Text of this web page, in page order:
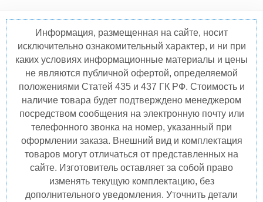
Информация, размещенная на сайте, носит
исключительно ознакомительный характер, и ни при
каких условиях информационные материалы и цены
не являются публичной офертой, определяемой
положениями Статей 435 и 437 ГК РФ. Стоимость и
наличие товара будет подтверждено менеджером
посредством сообщения на электронную почту или
телефонного звонка на номер, указанный при
оформлении заказа. Внешний вид и комплектация
товаров могут отличаться от представленных на
сайте. Изготовитель оставляет за собой право
изменять текущую комплектацию, без
дополнительного уведомления. Уточнить детали